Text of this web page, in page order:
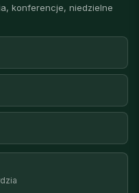
konferencje, niedzielne